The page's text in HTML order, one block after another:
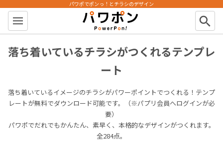
パワポン
パワポでポンっ！とチラシのデザイン
search
落ち着いているチラシがつくれるテンプレ
ート
落ち着いているイメージのチラシがパワーポイントでつくれる！テンプ
レートが無料でダウンロード可能です。（※パプリ会員へログインが必
要）
パワポでだれでもかんたん、素早く、本格的なデザインがつくれます。
全284点。